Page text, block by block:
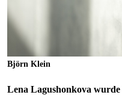
Björn Klein
Lena Lagushonkova